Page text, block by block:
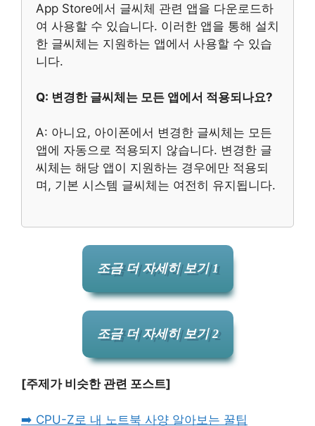
App Store에서 글씨체 관련 앱을 다운로드하
여 사용할 수 있습니다. 이러한 앱을 통해 설치
한 글씨체는 지원하는 앱에서 사용할 수 있습
니다.
Q: 변경한 글씨체는 모든 앱에서 적용되나요?
A: 아니요, 아이폰에서 변경한 글씨체는 모든
앱에 자동으로 적용되지 않습니다. 변경한 글
씨체는 해당 앱이 지원하는 경우에만 적용되
며, 기본 시스템 글씨체는 여전히 유지됩니다.
조금 더 자세히 보기 1
조금 더 자세히 보기 2
[주제가 비슷한 관련 포스트]
➡️ CPU-Z로 내 노트북 사양 알아보는 꿀팁